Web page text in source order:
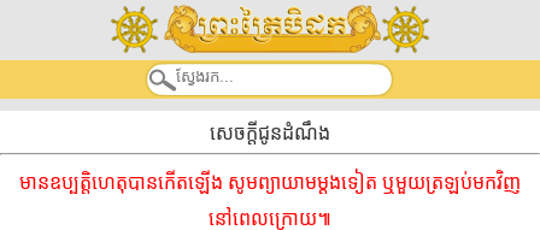
សេចក្តីជូនដំណឹង
មានឧប្បត្តិហេតុបានកើតឡើង សូមព្យាយាមម្ដងទៀត ឬមួយត្រឡប់មកវិញ
នៅពេលក្រោយ៕